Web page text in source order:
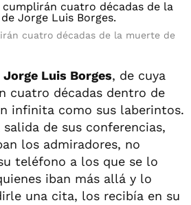
cuatro décadas de la muerte de
Jorge Luis Borges, de cuya
cuatro décadas dentro de
infinita como sus laberintos.
de sus conferencias,
los admiradores, no
teléfono a los que se lo
iban más allá y lo
una cita, los recibía en su